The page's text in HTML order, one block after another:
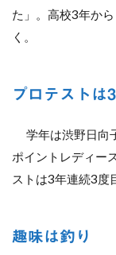
た」。高校3年か
く。
プロテストは
学年は渋野日向
ポイントレディー
ストは3年連続3度
趣味は釣り